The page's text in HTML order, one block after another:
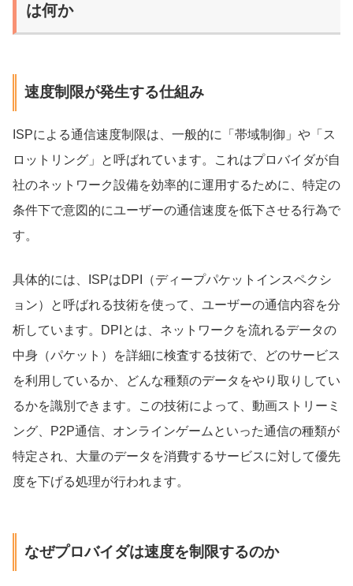
は何か
速度制限が発生する仕組み
ISPによる通信速度制限は、一般的に「帯域制御」や「ス
ロットリング」と呼ばれています。これはプロバイダが自
社のネットワーク設備を効率的に運用するために、特定の
条件下で意図的にユーザーの通信速度を低下させる行為で
す。
具体的には、ISPはDPI（ディープパケットインスペクシ
ョン）と呼ばれる技術を使って、ユーザーの通信内容を分
析しています。DPIとは、ネットワークを流れるデータの
中身（パケット）を詳細に検査する技術で、どのサービス
を利用しているか、どんな種類のデータをやり取りしてい
るかを識別できます。この技術によって、動画ストリーミ
ング、P2P通信、オンラインゲームといった通信の種類が
特定され、大量のデータを消費するサービスに対して優先
度を下げる処理が行われます。
なぜプロバイダは速度を制限するのか